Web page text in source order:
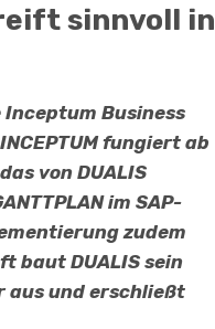
sinnvoll in
Inceptum Business
fungiert ab
von DUALIS
im SAP-
zudem
baut DUALIS sein
aus und erschließt